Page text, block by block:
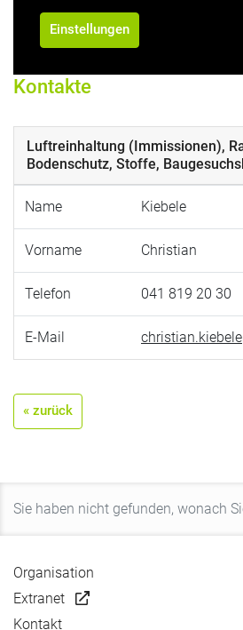
Einstellungen
Kontakte
Luftreinhaltung (Immissionen),
Bodenschutz, Stoffe,
Name Kiebele
Vorname Christian
Telefon 041 819 20 30
E-Mail
« zurück
Organisation
Extranet
Kontakt